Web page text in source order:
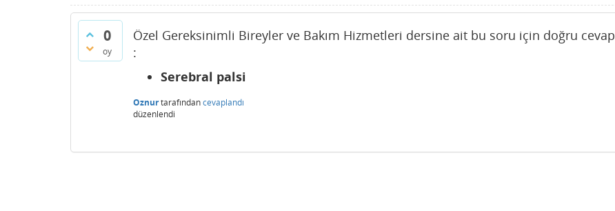
0
oy
Özel Gereksinimli Bireyler ve Bakım Hizmetleri dersine ait bu soru için doğru cevap
:
Serebral palsi
Oznurtarafındancevaplandı
düzenlendi